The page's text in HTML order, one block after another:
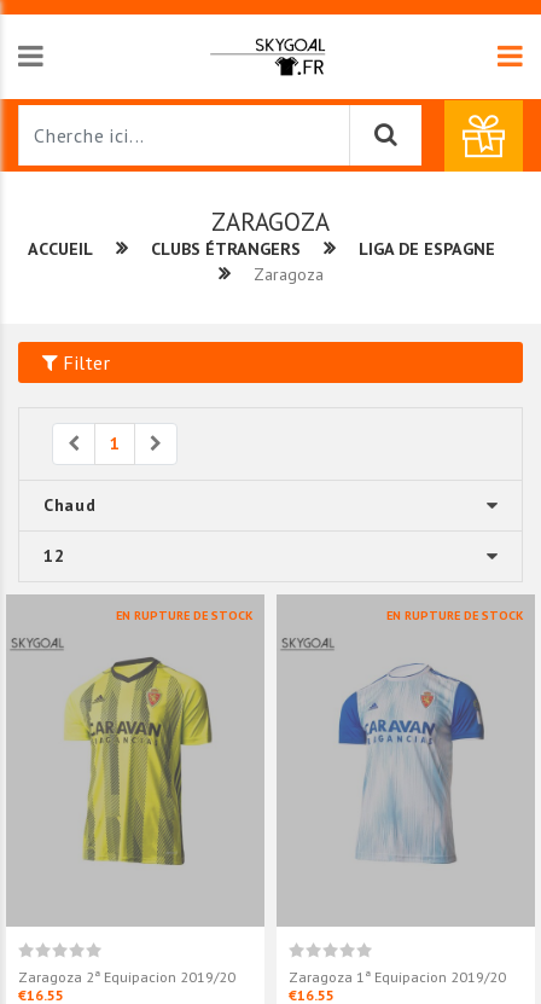
ZARAGOZA
ACCUEIL CLUBS ÉTRANGERS
LIGA DE ESPAGNE
Zaragoza
Filter
Previous
1
EN RUPTURE DE STOCK
Zaragoza 2ª Equipacion 2019/20
€16.55
EN RUPTURE DE STOCK
Zaragoza 1ª Equipacion 2019/20
€16.55